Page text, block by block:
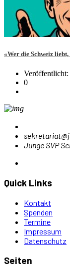
«Wer die Schweiz
0
Junge SVP
Quick Links
Kontakt
Spenden
Termine
Impressum
Datenschutz
Seiten